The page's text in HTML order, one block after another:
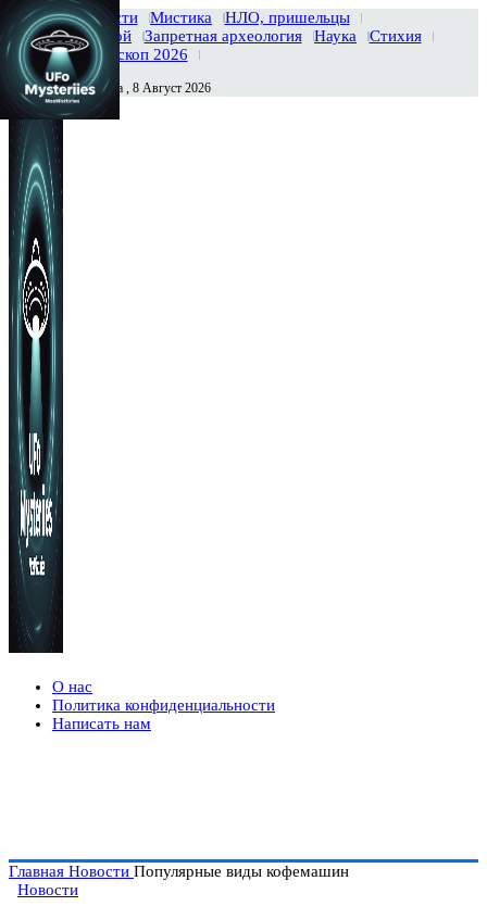
Главная Новости Мистика
НЛО, пришельцы
Тайны вселенной
Запретная археология Наука
Стихия
История
Гороскоп 2026
Сегодня Суббота , 8 Август 2026
О нас
Политика конфиденциальности
Написать нам
Главная Новости Популярные виды кофемашин
Новости